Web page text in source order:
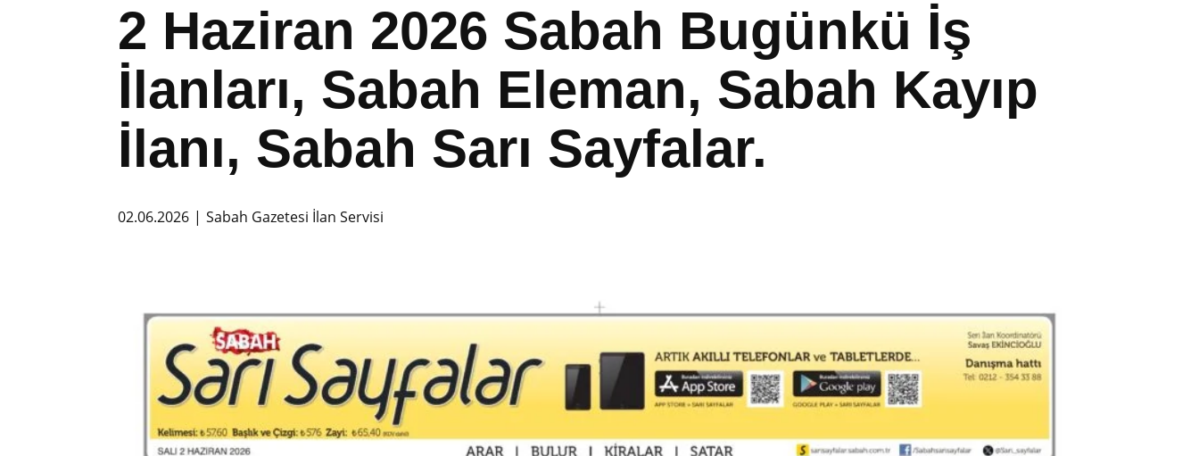
2 Haziran 2026 Sabah Bugünkü İş
İlanları, Sabah Eleman, Sabah Kayıp
İlanı, Sabah Sarı Sayfalar.
02.06.2026 Sabah Gazetesi İlan Servisi